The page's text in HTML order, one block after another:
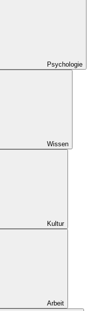
Psychologie
Wissen
Kultur
Arbeit